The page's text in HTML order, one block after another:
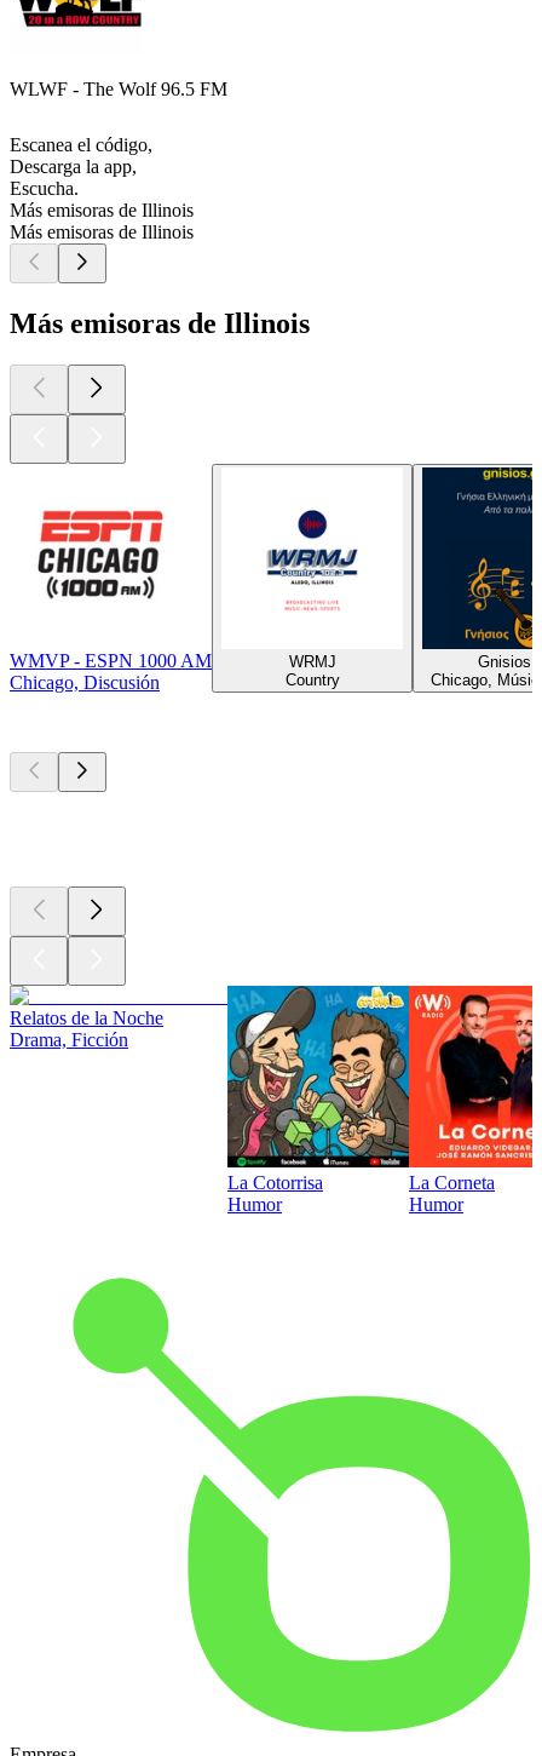
WLWF - The Wolf 96.5 FM
Escanea el código,
Descarga la app,
Escucha.
Más emisoras de Illinois
Más emisoras de Illinois
Más emisoras de Illinois
WMVP - ESPN 1000 AM
Chicago, Discusión
WRMJ
Country
Chicago,
Relatos de la Noche
Drama, Ficción
La Cotorrisa
Humor
La Corneta
Humor